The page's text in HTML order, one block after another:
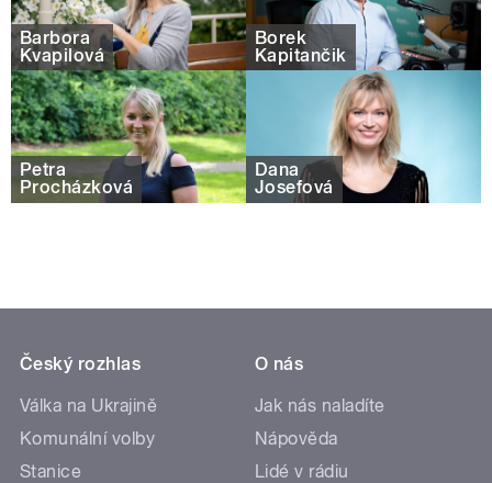
Barbora
Kvapilová
Borek
Kapitančik
Petra
Procházková
Dana
Josefová
Český rozhlas
Válka na Ukrajině
Komunální volby
Stanice
O nás
Jak nás naladíte
Nápověda
Lidé v rádiu